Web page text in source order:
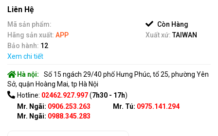
out
of
5
Liên Hệ
Mã sản phẩm:
Còn Hàng
Hãng sản xuất: APP Xuất xứ:TAIWAN
Bảo hành: 12
Xem chi tiết
Hà nội:
Số 15 ngách 29/40 phố Hưng Phúc, tổ 25, phường Yên
Sở, quận Hoàng Mai, tp Hà Nội
Hotline: 02462.927.997(7h30 - 17h)
Mr. Ngãi: 0906.253.263
Mr. Ngãi: 0988.345.283
Mr. Tú: 0975.141.294